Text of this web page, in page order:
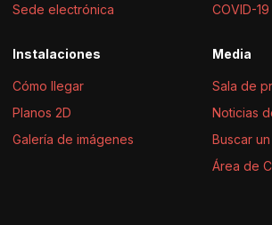
Sede electrónica
COVID-19
Instalaciones
Cómo llegar
Planos 2D
Galería de imágenes
Media
Sala de
Noticias
Buscar
Área de